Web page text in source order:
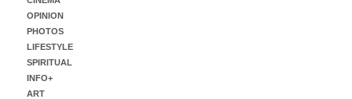
OPINION
PHOTOS
LIFESTYLE
SPIRITUAL
INFO+
ART